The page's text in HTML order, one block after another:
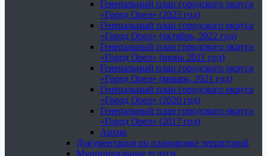
Генеральный план городского округа
«Город Орел» (2023 год)
Генеральный план городского округа
«Город Орел» (октябрь, 2022 год)
Генеральный план городского округа
«Город Орел» (июнь 2021 год)
Генеральный план городского округа
«Город Орел» (январь, 2021 год)
Генеральный план городского округа
«Город Орел» (2020 год)
Генеральный план городского округа
«Город Орел» (2017 год)
Архив
Документация по планировке территорий
Муниципальные услуги